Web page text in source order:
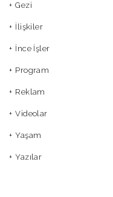
Gezi
İlişkiler
İnce İşler
Program
Reklam
Videolar
Yaşam
Yazılar